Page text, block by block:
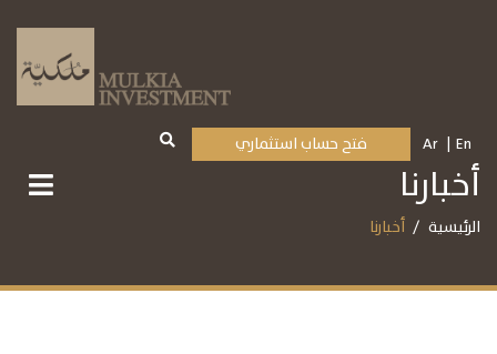
En
Ar فتح حساب استثماري
أخبارنا
الرئيسية أخبارنا